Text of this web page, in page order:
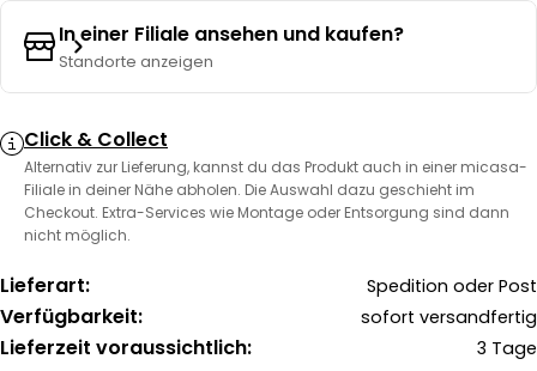
In einer Filiale ansehen und kaufen?
Standorte anzeigen
Click & Collect
Alternativ zur Lieferung, kannst du das Produkt auch in einer micasa-
Filiale in deiner Nähe abholen. Die Auswahl dazu geschieht im
Checkout. Extra-Services wie Montage oder Entsorgung sind dann
nicht möglich.
Lieferart: Spedition oder Post
Verfügbarkeit: sofort versandfertig
Lieferzeit voraussichtlich: 3 Tage